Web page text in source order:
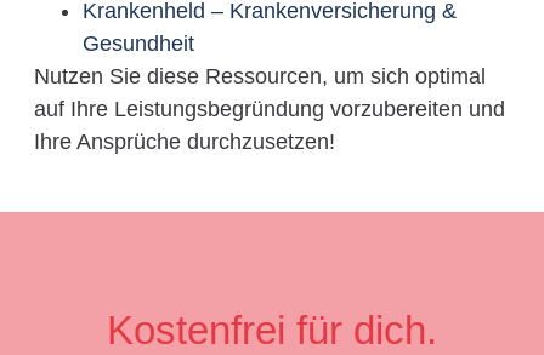
Krankenheld – Krankenversicherung &
Gesundheit
Nutzen Sie diese Ressourcen, um sich optimal
auf Ihre Leistungsbegründung vorzubereiten und
Ihre Ansprüche durchzusetzen!
Kostenfrei für dich.